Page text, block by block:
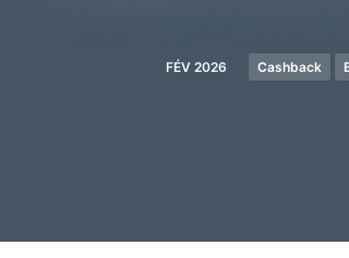
FÉV 2026 Cashback